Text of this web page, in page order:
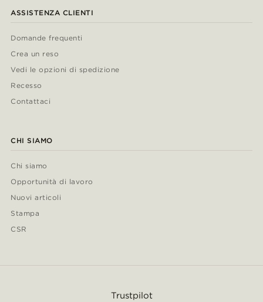
ASSISTENZA CLIENTI
Domande frequenti
Crea un reso
Vedi le opzioni di spedizione
Recesso
Contattaci
CHI SIAMO
Chi siamo
Opportunità di lavoro
Nuovi articoli
Stampa
CSR
Trustpilot